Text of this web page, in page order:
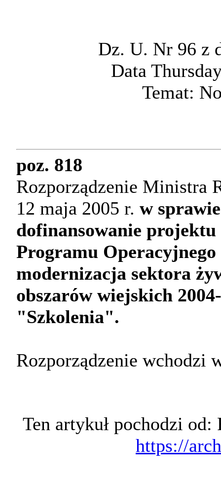
Dz. U. Nr 96 z
Data
Temat:
poz. 818
Rozporządzenie Ministra
12 maja 2005 r. w
dofinansowanie
Programu
modernizacja sektora
obszarów wiejskich
"Szkolenia".
Rozporządzenie wchodzi
Ten artykuł pochodzi
https://